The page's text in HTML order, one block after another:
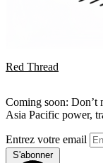
Red Thread
Coming soon:
Asia Pacific power,
Entrez votre email
S'abonner